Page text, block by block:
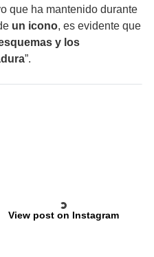
que ha mantenido durante
un icono, es evidente que
y los
”.
View post on Instagram